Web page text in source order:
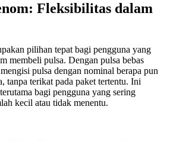
Fleksibilitas dalam
pilihan tepat bagi pengguna yang
membeli pulsa. Dengan pulsa bebas
pulsa dengan nominal berapa pun
tanpa terikat pada paket tertentu. Ini
bagi pengguna yang sering
kecil atau tidak menentu.